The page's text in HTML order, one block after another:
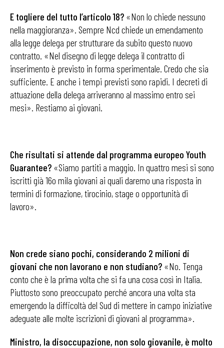
E togliere del tutto l’articolo 18? «Non lo chiede nessuno
nella maggioranza». Sempre Ncd chiede un emendamento
alla legge delega per strutturare da subito questo nuovo
contratto. «Nel disegno di legge delega il contratto di
inserimento è previsto in forma sperimentale. Credo che sia
sufficiente. E anche i tempi previsti sono rapidi. I decreti di
attuazione della delega arriveranno al massimo entro sei
mesi». Restiamo ai giovani.
Che risultati si attende dal programma europeo Youth
Guarantee? «Siamo partiti a maggio. In quattro mesi si sono
iscritti già 16o mila giovani ai quali daremo una risposta in
termini di formazione, tirocinio, stage o opportunità di
lavoro».
Non crede siano pochi, considerando 2 milioni di
giovani che non lavorano e non studiano? «No. Tenga
conto che è la prima volta che si fa una cosa così in Italia.
Piuttosto sono preoccupato perché ancora una volta sta
emergendo la difficoltà del Sud di mettere in campo iniziative
adeguate alle molte iscrizioni di giovani al programma».
Ministro, la disoccupazione, non solo giovanile, è molto